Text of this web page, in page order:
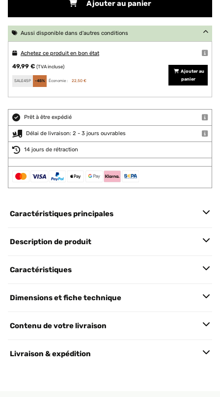
Ajouter au panier
Aussi disponible dans d'autres conditions
Achetez ce produit en bon état
49,99 € (TVA incluse)
SALE45P -45% Économie : 22,50 €
Ajouter au
panier
Prêt à être expédié
Délai de livraison: 2 - 3 jours ouvrables
14 jours de rétraction
Caractéristiques principales
Description de produit
Caractéristiques
Dimensions et fiche technique
Contenu de votre livraison
Livraison & expédition